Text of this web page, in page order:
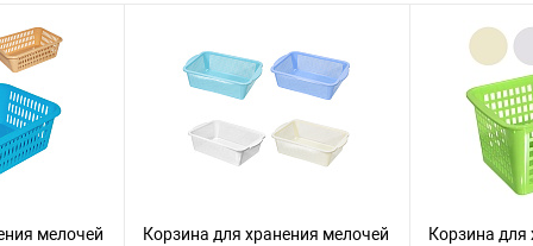
мелочей
Корзина для хранения мелочей
Корзина для